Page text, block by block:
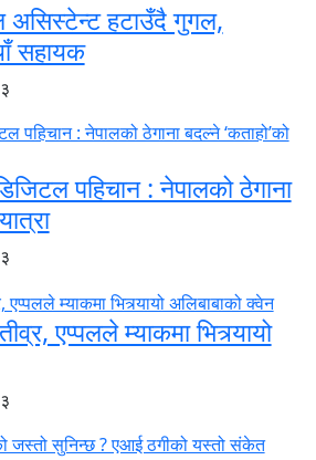
असिस्टेन्ट हटाउँदै गुगल,
सहायक
पहिचान : नेपालको ठेगाना
एप्पलले म्याकमा भित्र्यायो